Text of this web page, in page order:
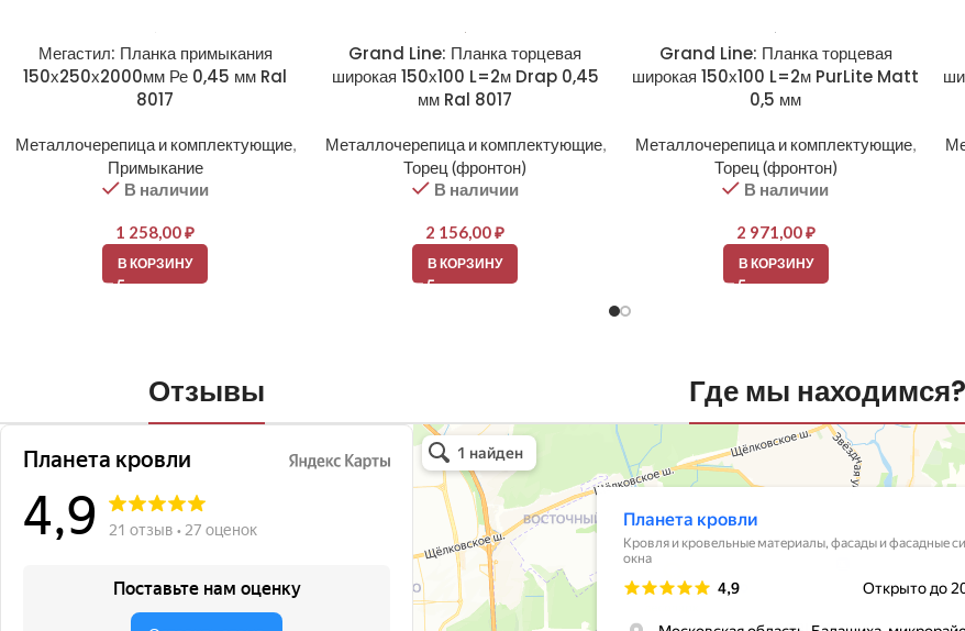
Мегастил: Планка примыкания
150х250х2000мм Ре 0,45 мм Ral
8017
Металлочерепица и комплектующие,
Примыкание
В наличии
1 258,00₽
В КОРЗИНУ
Grand Line: Планка торцевая
широкая 150х100 L=2м Drap 0,45
мм Ral 8017
Металлочерепица и комплектующие,
Торец (фронтон)
В наличии
2 156,00₽
В КОРЗИНУ
Grand Line: Планка торцевая
широкая 150х100 L=2м PurLite Matt
0,5 мм
Металлочерепица и комплектующие,
Торец (фронтон)
В наличии
2 971,00₽
В КОРЗИНУ
Отзывы Где мы находимся?
Планета кровли
Кровля и кровельные материалы в Балашихе
Окна в Балашихе